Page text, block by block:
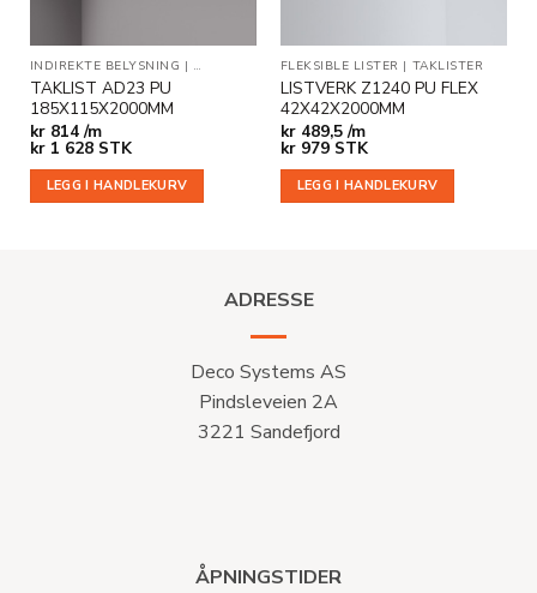
INDIREKTE BELYSNING | TAKLISTER
TAKLIST AD23 PU
185X115X2000MM
kr814 /m
kr1 628 STK
LEGG I HANDLEKURV
FLEKSIBLE LISTER | TAKLISTER
LISTVERK Z1240 PU FLEX
42X42X2000MM
kr489,5 /m
kr979 STK
LEGG I HANDLEKURV
ADRESSE
Deco Systems AS
Pindsleveien 2A
3221 Sandefjord
ÅPNINGSTIDER